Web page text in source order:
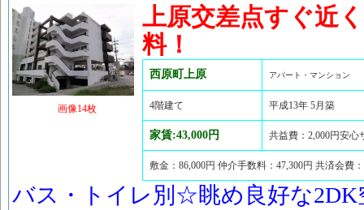
画像14枚
上原交差点すぐ近
料！
西原町上原 アパート・マンション
4階建て 平成13年 5月築
家賃:43,000円 共益費：2,000円安心
敷金：86,000円 仲介手数料：47,300円 共済会
バス・トイレ別☆眺め良好な2DK